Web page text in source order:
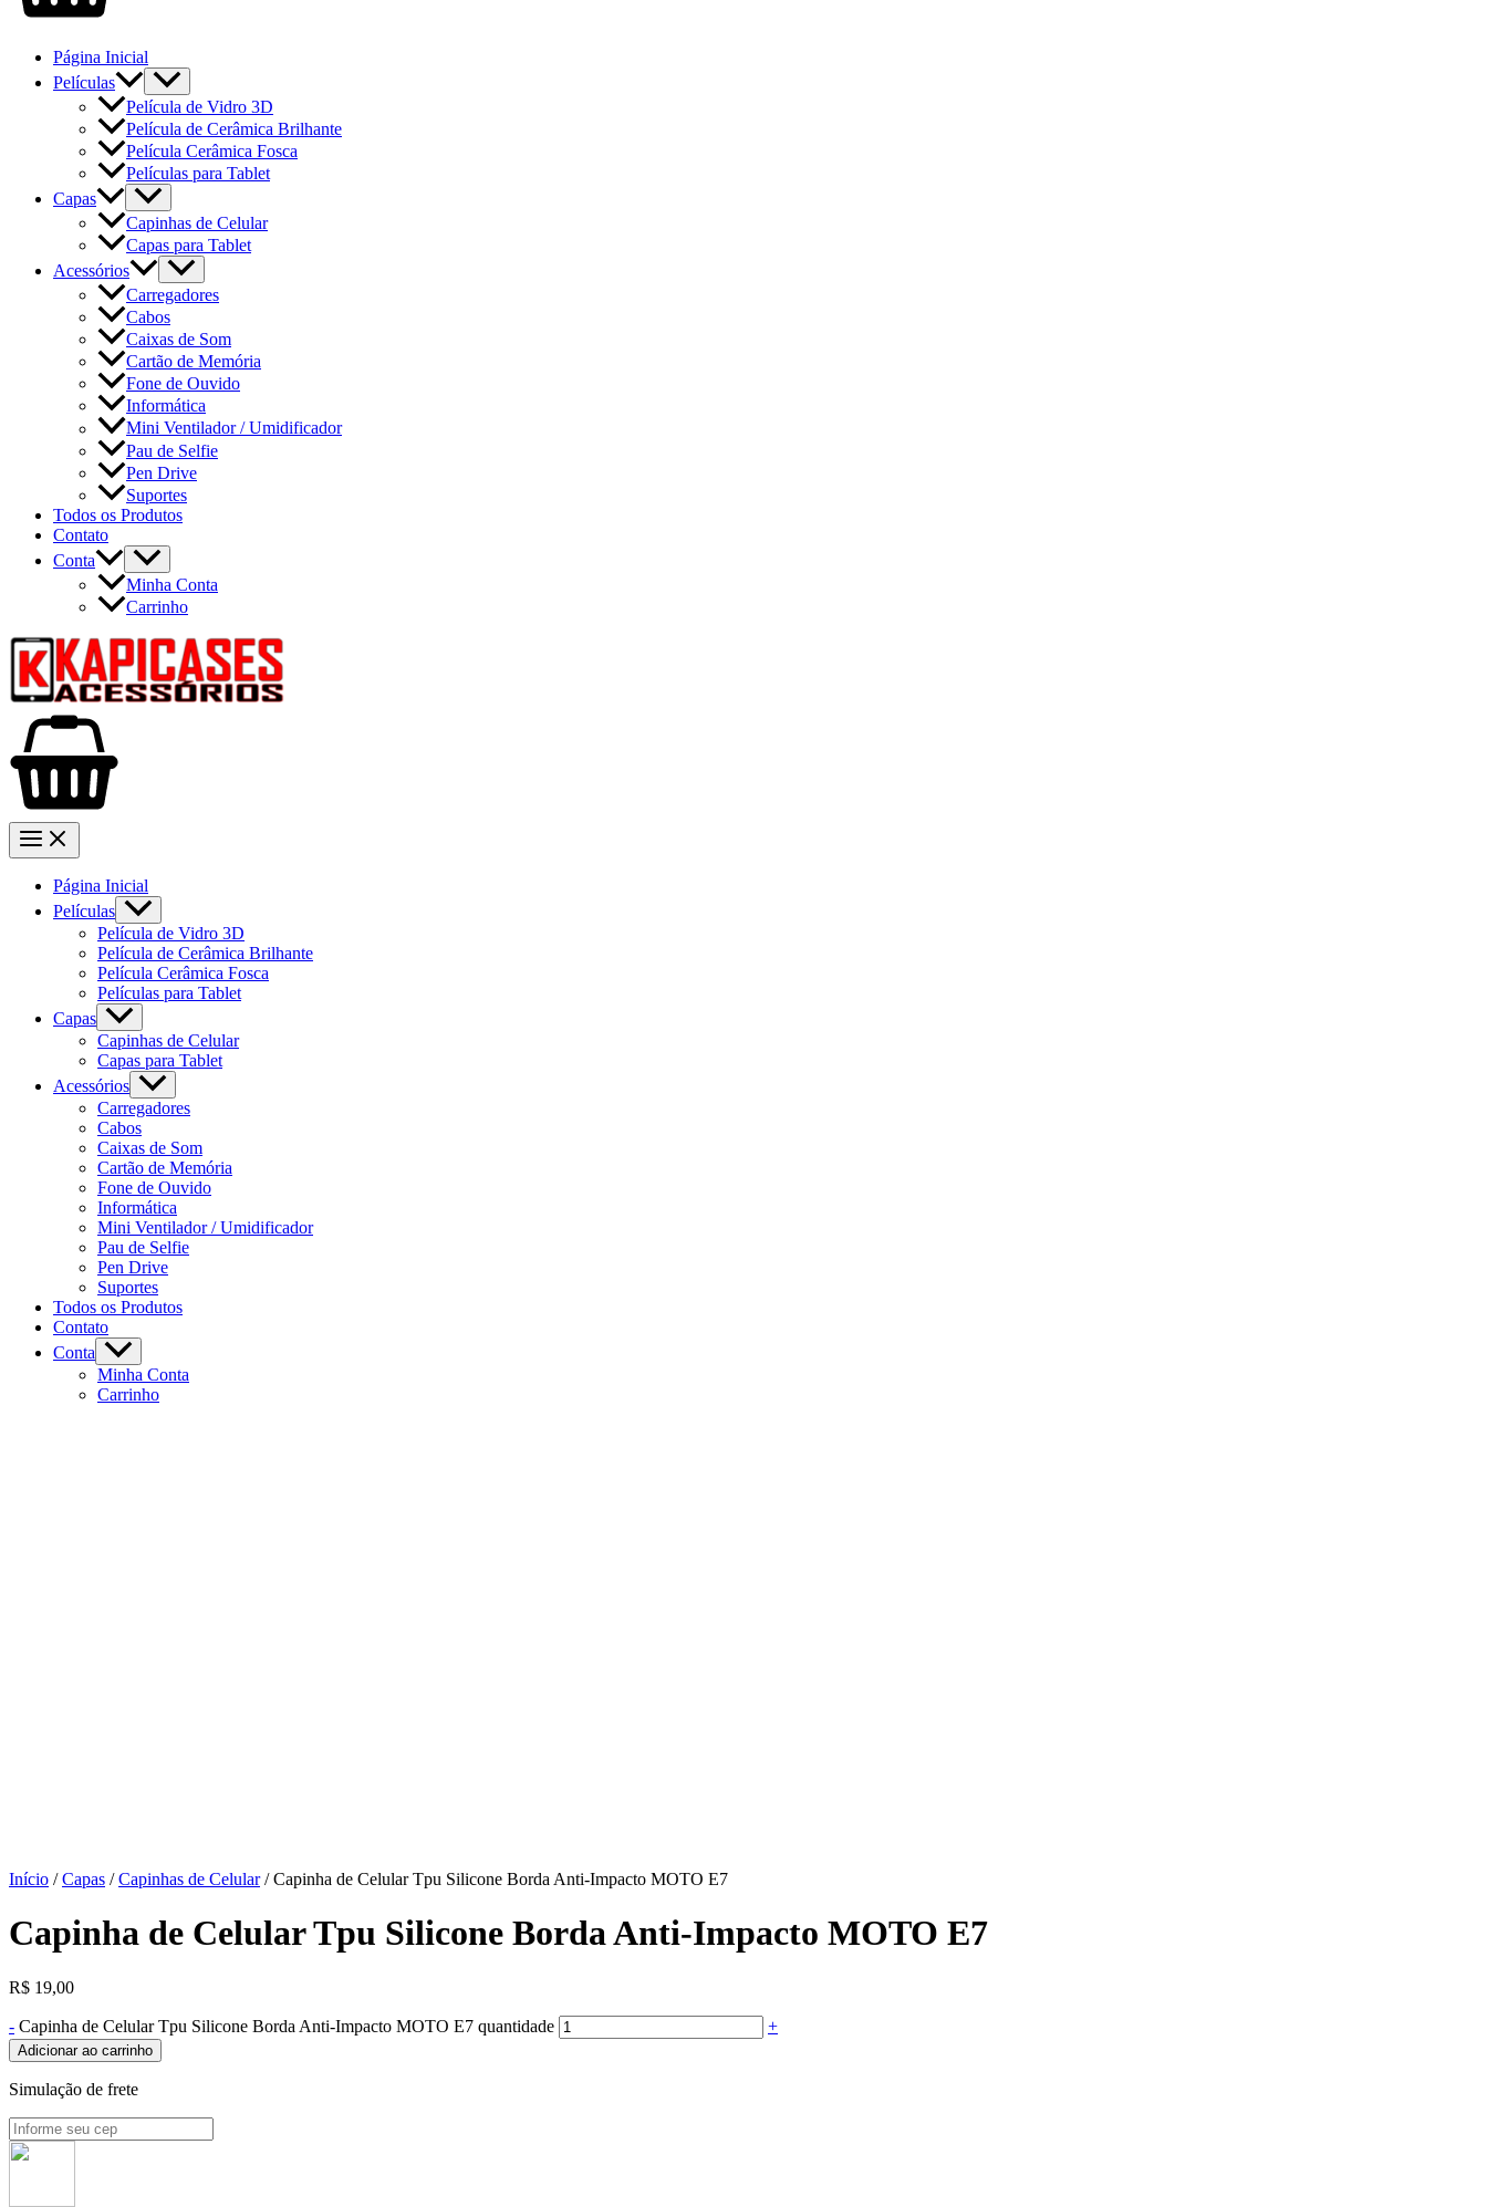
Página Inicial
Películas
Película de Vidro 3D
Película de Cerâmica Brilhante
Película Cerâmica Fosca
Películas para Tablet
Capas
Capinhas de Celular
Capas para Tablet
Acessórios
Carregadores
Cabos
Caixas de Som
Cartão de Memória
Fone de Ouvido
Informática
Mini Ventilador / Umidificador
Pau de Selfie
Pen Drive
Suportes
Todos os Produtos
Contato
Conta
Minha Conta
Carrinho
Página Inicial
Películas
Película de Vidro 3D
Película de Cerâmica Brilhante
Película Cerâmica Fosca
Películas para Tablet
Capas
Capinhas de Celular
Capas para Tablet
Acessórios
Carregadores
Cabos
Caixas de Som
Cartão de Memória
Fone de Ouvido
Informática
Mini Ventilador / Umidificador
Pau de Selfie
Pen Drive
Suportes
Todos os Produtos
Contato
Conta
Minha Conta
Carrinho
Início /Capas /Capinhas de Celular/ Capinha de Celular Tpu Silicone Borda Anti-Impacto MOTO E7
Capinha de Celular Tpu Silicone Borda Anti-Impacto MOTO E7
R$ 19,00
- Capinha de Celular Tpu Silicone Borda Anti-Impacto MOTO E7 quantidade +
Adicionar ao carrinho
Simulação de frete